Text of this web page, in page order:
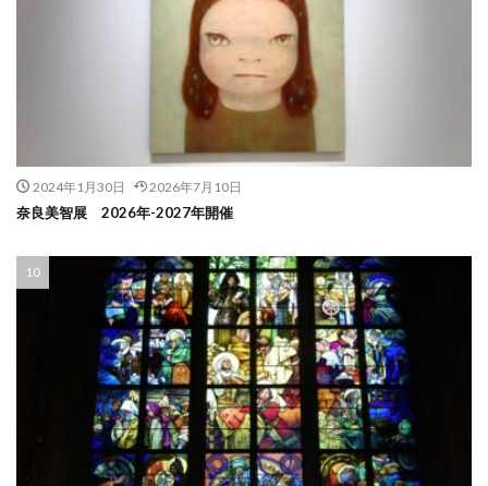
2024年1月30日 2026年7月10日
奈良美智展 2026年-2027年開催